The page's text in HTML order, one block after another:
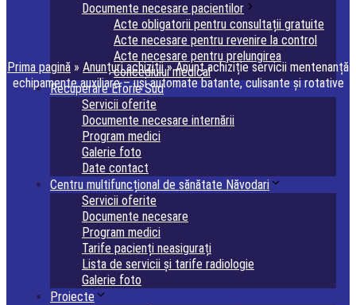
Documente necesare pacientilor
Acte obligatorii pentru consultații gratuite
Acte necesare pentru revenire la control
Acte necesare pentru prelungirea
concediului medical
Recuperare Eforie Sud
Servicii oferite
Documente necesare internării
Program medici
Galerie foto
Date contact
Centru multifuncțional de sănătate Năvodari
Servicii oferite
Documente necesare
Program medici
Tarife pacienți neasigurați
Lista de servicii și tarife radiologie
Galerie foto
Proiecte
Prima pagină » Anunțuri achiziții »Anunț achiziție servicii mentenanță
echipamente auxiliare – uși automate batante, culisante și rotative